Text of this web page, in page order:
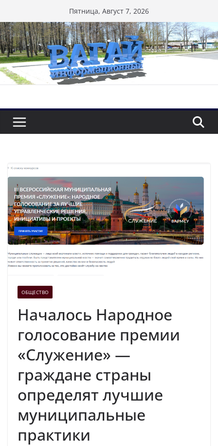
к
содержимому
Пятница, Август 7, 2026
ОБЩЕСТВО
Началось Народное
голосование премии
«Служение» —
граждане страны
определят лучшие
муниципальные
практики